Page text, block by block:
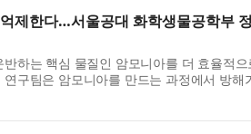
제한다…서울공대 화학생물공학부
하는 핵심 물질인 암모니아를 더 효율적
구팀은 암모니아를 만드는 과정에서 방